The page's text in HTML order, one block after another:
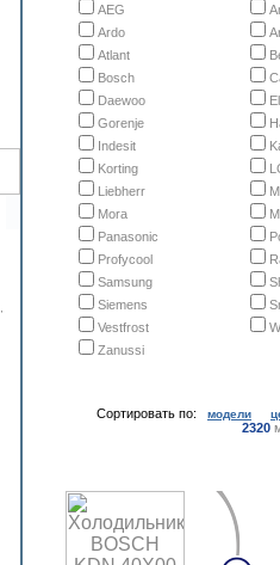
AEG
Ardo
Atlant
Bosch
Daewoo
Gorenje
Indesit
Korting
Liebherr
Mora
Panasonic
Profycool
Samsung
Siemens
Vestfrost
Zanussi
Сортировать по: модели
2320